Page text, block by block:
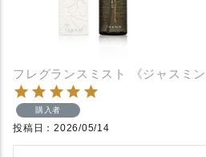
フレグランスミスト 《ジャスミン
購入者
投稿日 2026/05/14